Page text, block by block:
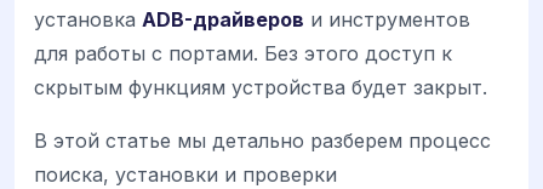
установка ADB-драйверов и инструментов
для работы с портами. Без этого доступ к
скрытым функциям устройства будет закрыт.
В этой статье мы детально разберем процесс
поиска, установки и проверки